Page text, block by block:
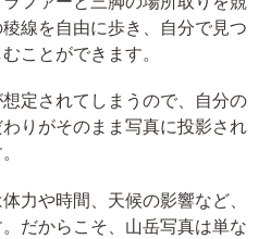
線を自由に歩き、自分で見つ
ことができます。
定されてしまうので、自分の
りがそのまま写真に投影され
力や時間、天候の影響など、
だからこそ、山岳写真は単な